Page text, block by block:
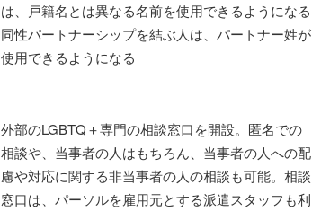
は、戸籍名とは異なる名前を使用できるようになる
同性パートナーシップを結ぶ人は、パートナー姓が
使用できるようになる
外部のLGBTQ＋専門の相談窓口を開設。匿名での
相談や、当事者の人はもちろん、当事者の人への配
慮や対応に関する非当事者の人の相談も可能。相談
窓口は、パーソルを雇用元とする派遣スタッフも利